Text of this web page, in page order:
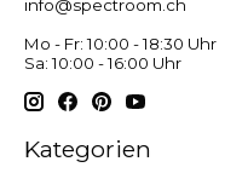
info@spectroom.ch
Mo - Fr: 10:00 - 18:30 Uhr
Sa: 10:00 - 16:00 Uhr
Kategorien